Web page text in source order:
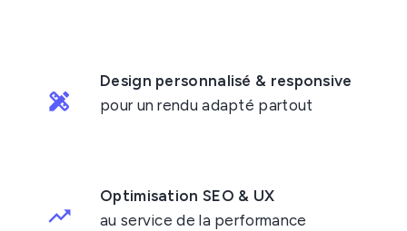
Design personnalisé & responsive
pour un rendu adapté partout
Optimisation SEO & UX
au service de la performance